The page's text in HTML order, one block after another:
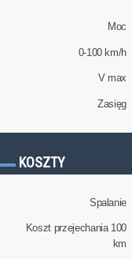
Moc
0-100 km/h
V max
Zasięg
KOSZTY
Spalanie
Koszt przejechania 100
km